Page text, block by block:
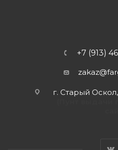
+7 (913)
г. Старый